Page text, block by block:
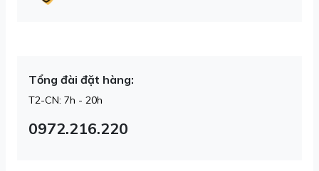
Tổng đài đặt hàng:
T2-CN: 7h - 20h
0972.216.220